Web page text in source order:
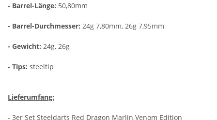
- Barrel-Länge: 50,80mm
- Barrel-Durchmesser: 24g 7,80mm, 26g 7,95mm
- Gewicht: 24g, 26g
- Tips: steeltip
Lieferumfang:
- 3er Set Steeldarts Red Dragon Marlin Venom Edition